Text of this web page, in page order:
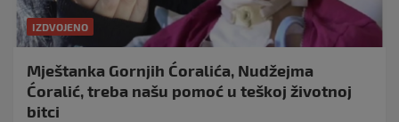
IZDVOJENO
Mještanka Gornjih Ćoralića, Nudžejma
Ćoralić, treba našu pomoć u teškoj životnoj
bitci